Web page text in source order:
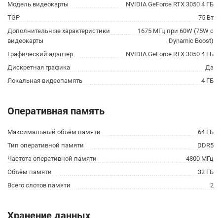
Модель видеокарты
NVIDIA GeForce RTX 3050 4 ГБ
TGP
75 Вт
Дополнительные характеристики
видеокарты
1675 МГц при 60W (75W с
Dynamic Boost)
Графический адаптер
NVIDIA GeForce RTX 3050 4 ГБ
Дискретная графика
Да
Локальная видеопамять
4 ГБ
Оперативная память
Максимальный объём памяти
64 ГБ
Тип оперативной памяти
DDR5
Частота оперативной памяти
4800 МГц
Объём памяти
32 ГБ
Всего слотов памяти
2
Хранение данных